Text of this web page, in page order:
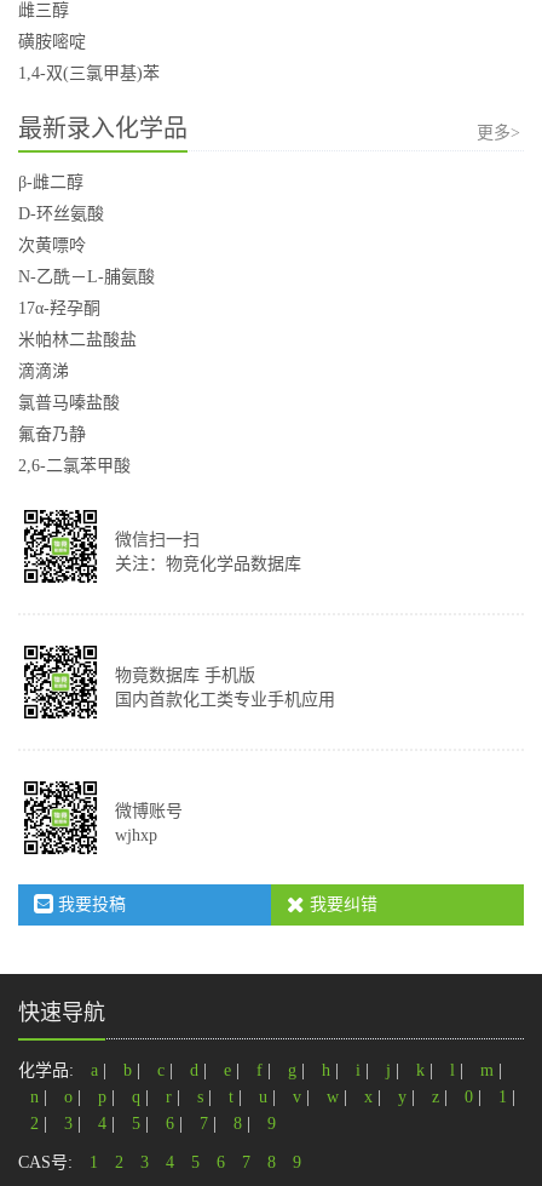
雌三醇
磺胺嘧啶
1,4-双(三氯甲基)苯
最新录入化学品 更多>
β-雌二醇
D-环丝氨酸
次黄嘌呤
N-乙酰－L-脯氨酸
17α-羟孕酮
米帕林二盐酸盐
滴滴涕
氯普马嗪盐酸
氟奋乃静
2,6-二氯苯甲酸
微信扫一扫
关注：物竞化学品数据库
物竟数据库 手机版
国内首款化工类专业手机应用
微博账号
wjhxp
我要投稿 我要纠错
快速导航
化学品: a b c d e f g h i j k l m
n
o p q r s t u v w x y z 0 1
2
3 4 5 6 7 8 9
CAS号: 1 2 3 4 5 6 7 8 9